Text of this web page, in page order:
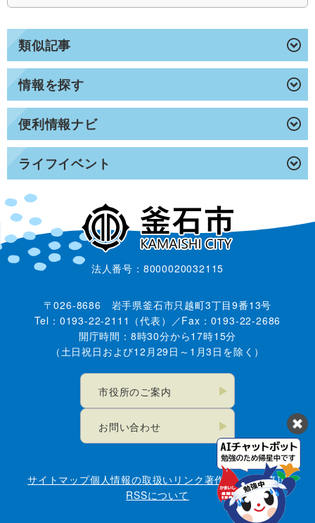
類似記事
情報を探す
便利情報ナビ
ライフイベント
法人番号：8000020032115
〒026-8686 岩手県釜石市只越町3丁目9番13号
Tel：0193-22-2111（代表）／Fax：0193-22-2686
開庁時間：8時30分から17時15分
（土日祝日および12月29日～1月3日を除く）
市役所のご案内
お問い合わせ
サイトマップ個人情報の取扱い リンク著作権・免責事項
RSSについて